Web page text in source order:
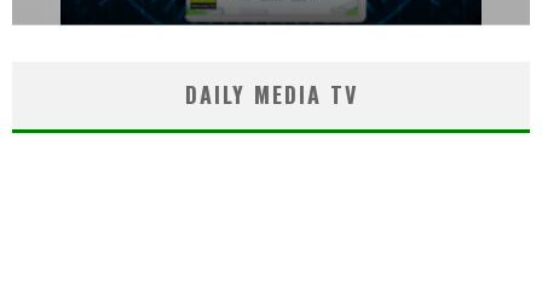
DAILY MEDIA TV